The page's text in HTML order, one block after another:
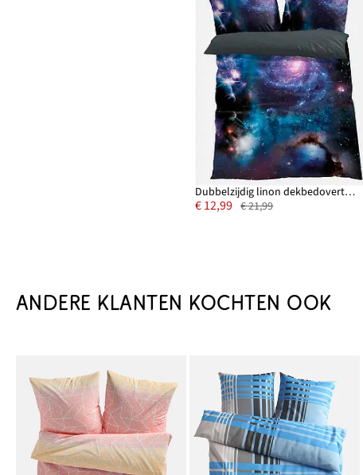
Dubbelzijdig linon dekbedovertrek
€ 12,99 € 21,99
ANDERE KLANTEN KOCHTEN OOK